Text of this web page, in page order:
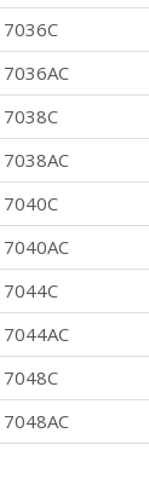
7036C
7036AC
7038C
7038AC
7040C
7040AC
7044C
7044AC
7048C
7048AC